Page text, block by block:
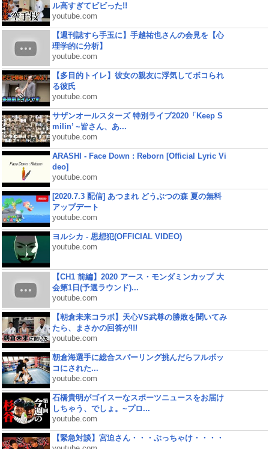
ル高すぎてビビった!!
youtube.com
【週刊誌すら手玉に】手越祐也さんの会見を【心
理学的に分析】
youtube.com
【多目的トイレ】彼女の親友に浮気してボコられ
る彼氏
youtube.com
サザンオールスターズ 特別ライブ2020「Keep S
milin’ ~皆さん、あ...
youtube.com
ARASHI - Face Down : Reborn [Official Lyric Vi
deo]
youtube.com
[2020.7.3 配信] あつまれ どうぶつの森 夏の無料
アップデート
youtube.com
ヨルシカ - 思想犯(OFFICIAL VIDEO)
youtube.com
【CH1 前編】2020 アース・モンダミンカップ 大
会第1日(予選ラウンド)...
youtube.com
【朝倉未来コラボ】天心VS武尊の勝敗を聞いてみ
たら、まさかの回答が!!!
youtube.com
朝倉海選手に総合スパーリング挑んだらフルボッ
コにされた...
youtube.com
石橋貴明がゴイスーなスポーツニュースをお届け
しちゃう、でしょ。~プロ...
youtube.com
【緊急対談】宮迫さん・・・ぶっちゃけ・・・・